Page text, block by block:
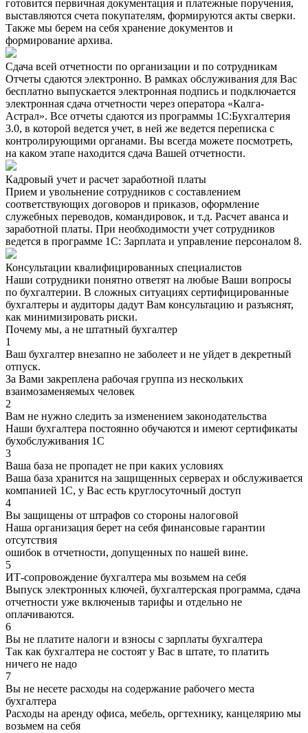
готовится первичная документация и платежные поручения,
выставляются счета покупателям, формируются акты сверки.
Также мы берем на себя хранение документов и
формирование архива.
Сдача всей отчетности по организации и по сотрудникам
Отчеты сдаются электронно. В рамках обслуживания для Вас
бесплатно выпускается электронная подпись и подключается
электронная сдача отчетности через оператора «Калга-
Астрал». Все отчеты сдаются из программы 1С:Бухгалтерия
3.0, в которой ведется учет, в ней же ведется переписка с
контролирующими органами. Вы всегда можете посмотреть,
на каком этапе находится сдача Вашей отчетности.
Кадровый учет и расчет заработной платы
Прием и увольнение сотрудников с составлением
соответствующих договоров и приказов, оформление
служебных переводов, командировок, и т.д. Расчет аванса и
заработной платы. При необходимости учет сотрудников
ведется в программе 1С: Зарплата и управление персоналом 8.
Консультации квалифицированных специалистов
Наши сотрудники понятно ответят на любые Ваши вопросы
по бухгалтерии. В сложных ситуациях сертифицированные
бухгалтеры и аудиторы дадут Вам консультацию и разъяснят,
как минимизировать риски.
Почему мы, а не штатный бухгалтер
1
Ваш бухгалтер внезапно не заболеет и не уйдет в декретный
отпуск.
За Вами закреплена рабочая группа из нескольких
взаимозаменяемых человек
2
Вам не нужно следить за изменением законодательства
Наши бухгалтера постоянно обучаются и имеют сертификаты
бухобслуживания 1С
3
Ваша база не пропадет не при каких условиях
Ваша база хранится на защищенных серверах и обслуживается
компанией 1С, у Вас есть круглосуточный доступ
4
Вы защищены от штрафов со стороны налоговой
Наша организация берет на себя финансовые гарантии
отсутствия
ошибок в отчетности, допущенных по нашей вине.
5
ИТ-сопровождение бухгалтера мы возьмем на себя
Выпуск электронных ключей, бухгалтерская программа, сдача
отчетности уже включеныв тарифы и отдельно не
оплачиваются.
6
Вы не платите налоги и взносы с зарплаты бухгалтера
Так как бухгалтера не состоят у Вас в штате, то платить
ничего не надо
7
Вы не несете расходы на содержание рабочего места
бухгалтера
Расходы на аренду офиса, мебель, оргтехнику, канцелярию мы
возьмем на себя